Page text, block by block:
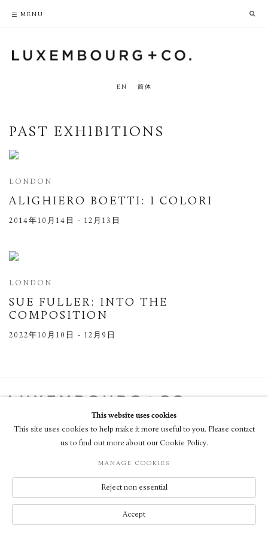
EN 简体
PAST EXHIBITIONS
LONDON
ALIGHIERO BOETTI : I COLORI
2014年10月14日 - 12月13日
LONDON
SUE FULLER: INTO THE
COMPOSITION
2022年10月10日 - 12月9日
This website uses cookies
This site uses cookies to help make it more useful to you. Please contact
us to find out more about our Cookie Policy.
MANAGE COOKIES
Reject non essential
Accept
MENU